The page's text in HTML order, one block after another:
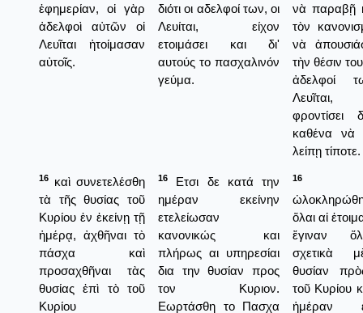
ἐφημερίαν, οἱ γὰρ
ἀδελφοὶ αὐτῶν οἱ
Λευῖται ἡτοίμασαν
αὐτοῖς.
διότι οι αδελφοί των, οι
Λευίται, είχον
ετοιμάσει και δι'
αυτούς το πασχαλινόν
γεύμα.
νὰ παραβῇ
τὸν
νὰ
τὴν θέσιν
ἀδελφοί
Λευῖται,
φροντίσει
καθένα νὰ
λείπῃ τίποτε.
16
καὶ συνετελέσθη
τὰ τῆς θυσίας τοῦ
Κυρίου ἐν ἐκείνῃ τῇ
ἡμέρᾳ, ἀχθῆναι τὸ
πάσχα καὶ
προσαχθῆναι τὰς
θυσίας ἐπὶ τὸ τοῦ
Κυρίου
16
Ετσι δε κατά την
ημέραν εκείνην
ετελείωσαν
κανονικώς και
πλήρως αι υπηρεσίαι
δια την θυσίαν προς
τον Κυριον.
Εωρτάσθη το Πασχα
16
ὅλαι αἱ
ἔγιναν
σχετικὰ
θυσίαν
τοῦ Κυρίου
ἡμέραν